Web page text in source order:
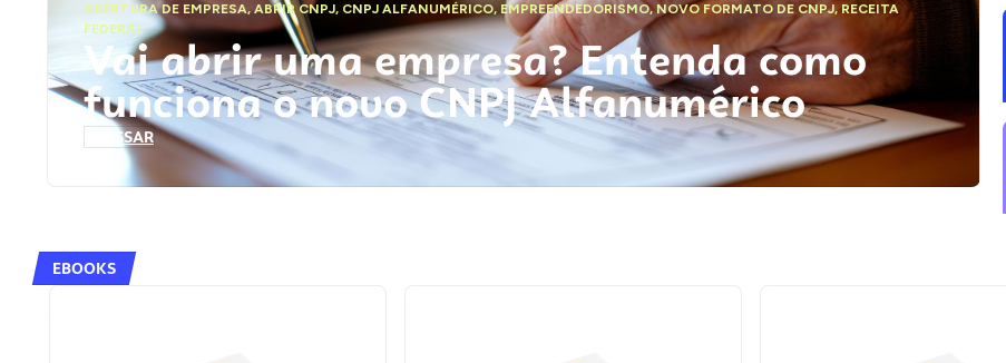
ABERTURA DE EMPRESA,ABRIR CNPJ, CNPJ ALFANUMÉRICO, EMPREENDEDORISMO,NOVO FORMATO DE CNPJ,RECEITA
FEDERAL
Vai abrir uma empresa? Entenda como
funciona o novo CNPJ Alfanumérico
ACESSAR
EBOOKS